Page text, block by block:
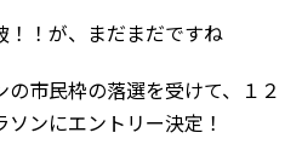
！が、まだまだですね
市民枠の落選を受けて、１２
ンにエントリー決定！